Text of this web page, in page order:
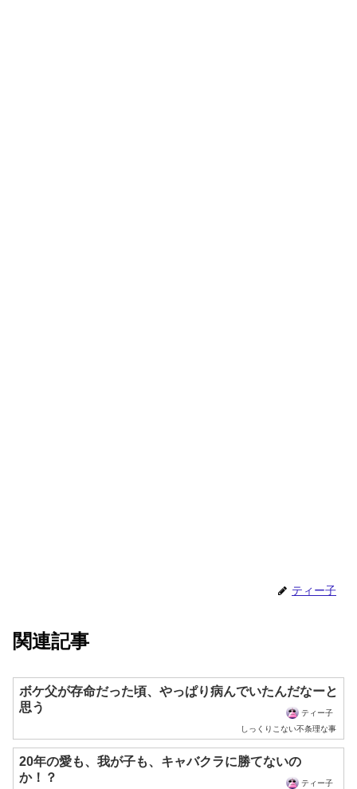
ティー子
関連記事
ボケ父が存命だった頃、やっぱり病んでいたんだなーと
思う
ティー子
しっくりこない不条理な事
20年の愛も、我が子も、キャバクラに勝てないの
か！？
ティー子